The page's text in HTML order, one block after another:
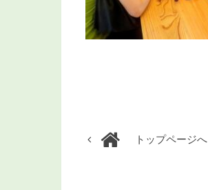
トップページへ